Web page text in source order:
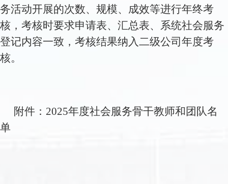
务活动开展的次数、规模、成效等进行年终考
核，考核时要求申请表、汇总表、系统社会服务
登记内容一致，考核结果纳入二级公司年度考
核。
附件：2025年度社会服务骨干教师和团队名
单